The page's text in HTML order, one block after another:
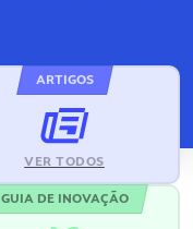
ARTIGOS
VER TODOS
GUIA DE INOVAÇÃO